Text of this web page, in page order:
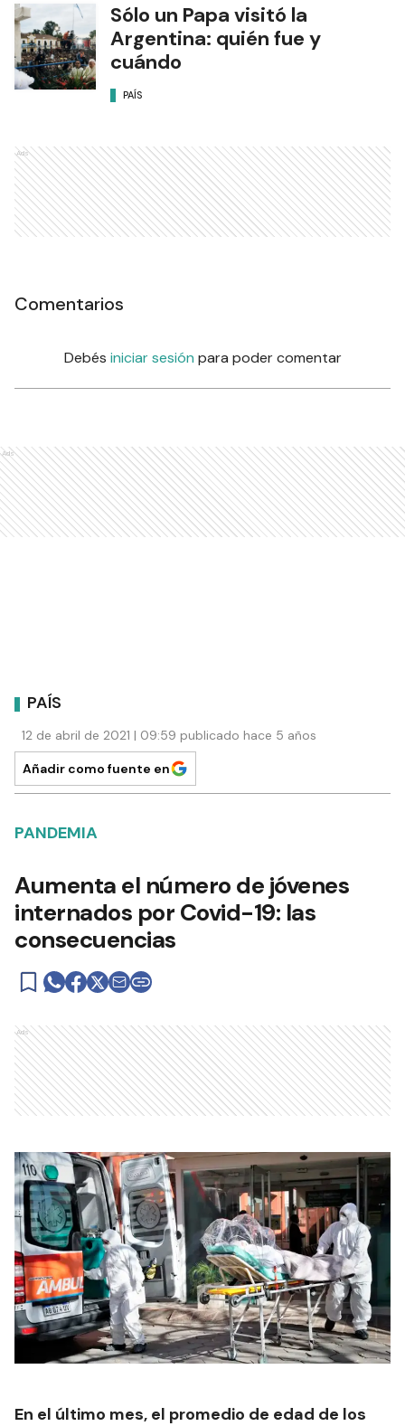
Sólo un Papa visitó la
Argentina: quién fue y
cuándo
PAÍS
Ads
Comentarios
Debés iniciar sesión para poder comentar
Ads
PAÍS
12 de abril de 2021 | 09:59 publicado hace 5 años
Añadir como fuente en
PANDEMIA
Aumenta el número de jóvenes
internados por Covid-19: las
consecuencias
Ads
En el último mes, el promedio de edad de los